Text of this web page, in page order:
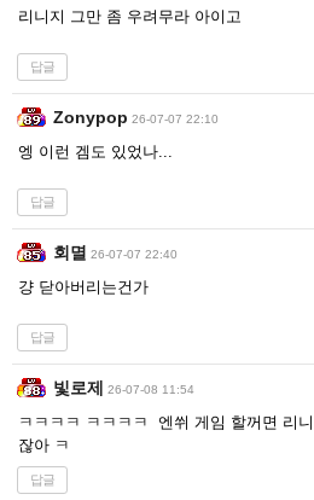
리니지 그만 좀 우려무라 아이고
답글
Zonypop 26-07-07 22:10
엥 이런 겜도 있었나...
답글
회멸 26-07-07 22:40
걍 닫아버리는건가
답글
빛로제 26-07-08 11:54
ㅋㅋㅋㅋ ㅋㅋㅋㅋ 엔쒸 게임 할꺼면 리
잖아 ㅋ
답글